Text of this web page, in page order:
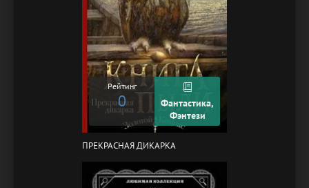
Рейтинг
0
Фантастика,
Фэнтези
ПРЕКРАСНАЯ ДИКАРКА